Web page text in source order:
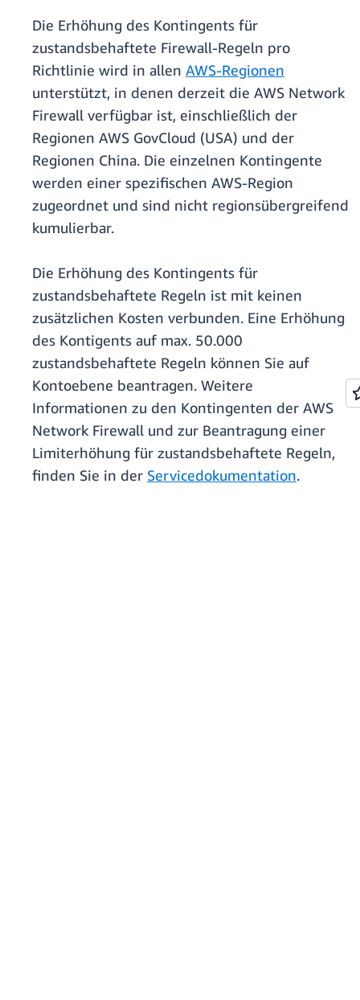
Die Erhöhung des Kontingents für
zustandsbehaftete Firewall-Regeln pro
Richtlinie wird in allen AWS-Regionen
unterstützt, in denen derzeit die AWS Network
Firewall verfügbar ist, einschließlich der
Regionen AWS GovCloud (USA) und der
Regionen China. Die einzelnen Kontingente
werden einer spezifischen AWS-Region
zugeordnet und sind nicht regionsübergreifend
kumulierbar.
Die Erhöhung des Kontingents für
zustandsbehaftete Regeln ist mit keinen
zusätzlichen Kosten verbunden. Eine Erhöhung
des Kontigents auf max. 50.000
zustandsbehaftete Regeln können Sie auf
Kontoebene beantragen. Weitere
Informationen zu den Kontingenten der AWS
Network Firewall und zur Beantragung einer
Limiterhöhung für zustandsbehaftete Regeln,
finden Sie in der Servicedokumentation.